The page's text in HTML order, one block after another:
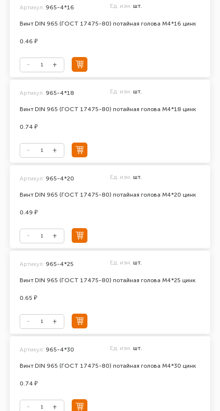
Винт DIN 965 (ГОСТ 17475-80) потайная голова М4*16 цинк
Артикул: 965-4*16 Ед. изм. шт.
0.46 ₽
Винт DIN 965 (ГОСТ 17475-80) потайная голова М4*18 цинк
Артикул: 965-4*18 Ед. изм. шт.
0.74 ₽
Винт DIN 965 (ГОСТ 17475-80) потайная голова М4*20 цинк
Артикул: 965-4*20 Ед. изм. шт.
0.49 ₽
Винт DIN 965 (ГОСТ 17475-80) потайная голова М4*25 цинк
Артикул: 965-4*25 Ед. изм. шт.
0.65 ₽
Винт DIN 965 (ГОСТ 17475-80) потайная голова М4*30 цинк
Артикул: 965-4*30 Ед. изм. шт.
0.74 ₽